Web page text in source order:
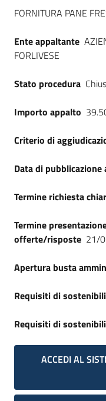
English
site
Seguici
Dati del bando
FORNITURA PANE
Ente appaltante
FORLIVESE
Stato procedura
Importo appalto
Criterio di
Data di pubblicazione
Termine richiesta
Termine
offerte/risposte 21/
Apertura busta
Requisiti di
Requisiti di
ACCEDI AL